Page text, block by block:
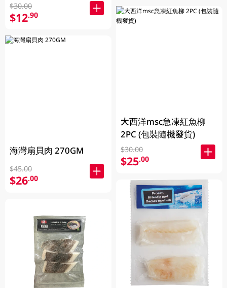
$30.00
$12.90
海灣扇貝肉 270GM
$45.00
$26.00
大西洋msc急凍紅魚柳
2PC (包裝隨機發貨)
$30.00
$25.00